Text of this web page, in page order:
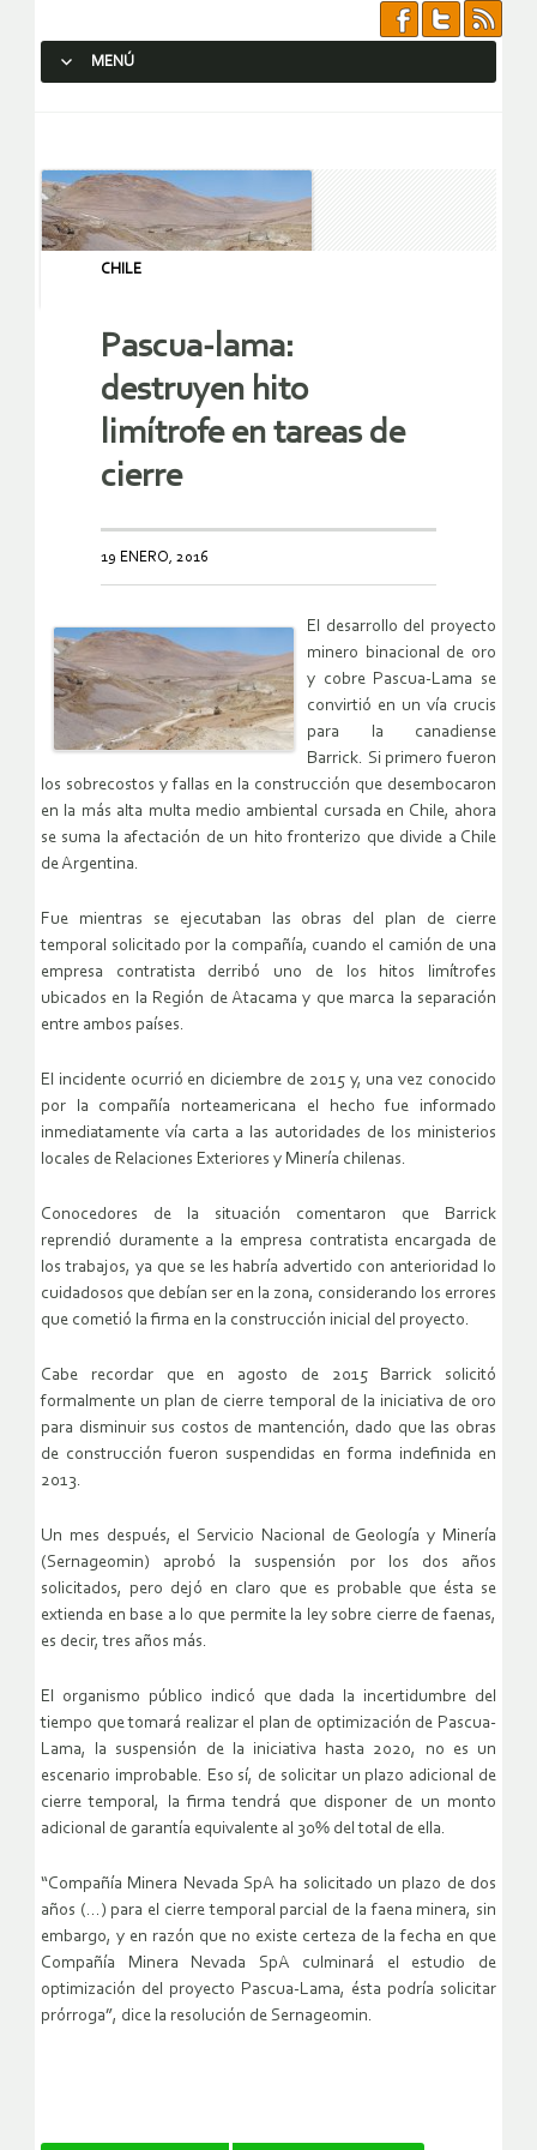
MENÚ
CHILE
Pascua-lama:
destruyen hito
limítrofe en tareas de
cierre
19 ENERO, 2016
El desarrollo del proyecto
minero binacional de oro
y cobre Pascua-Lama se
convirtió en un vía crucis
para la canadiense
Barrick. Si primero fueron
los sobrecostos y fallas en la construcción que desembocaron
en la más alta multa medio ambiental cursada en Chile, ahora
se suma la afectación de un hito fronterizo que divide a Chile
de Argentina.
Fue mientras se ejecutaban las obras del plan de cierre
temporal solicitado por la compañía, cuando el camión de una
empresa contratista derribó uno de los hitos limítrofes
ubicados en la Región de Atacama y que marca la separación
entre ambos países.
El incidente ocurrió en diciembre de 2015 y, una vez conocido
por la compañía norteamericana el hecho fue informado
inmediatamente vía carta a las autoridades de los ministerios
locales de Relaciones Exteriores y Minería chilenas.
Conocedores de la situación comentaron que Barrick
reprendió duramente a la empresa contratista encargada de
los trabajos, ya que se les habría advertido con anterioridad lo
cuidadosos que debían ser en la zona, considerando los errores
que cometió la firma en la construcción inicial del proyecto.
Cabe recordar que en agosto de 2015 Barrick solicitó
formalmente un plan de cierre temporal de la iniciativa de oro
para disminuir sus costos de mantención, dado que las obras
de construcción fueron suspendidas en forma indefinida en
2013.
Un mes después, el Servicio Nacional de Geología y Minería
(Sernageomin) aprobó la suspensión por los dos años
solicitados, pero dejó en claro que es probable que ésta se
extienda en base a lo que permite la ley sobre cierre de faenas,
es decir, tres años más.
El organismo público indicó que dada la incertidumbre del
tiempo que tomará realizar el plan de optimización de Pascua-
Lama, la suspensión de la iniciativa hasta 2020, no es un
escenario improbable. Eso sí, de solicitar un plazo adicional de
cierre temporal, la firma tendrá que disponer de un monto
adicional de garantía equivalente al 30% del total de ella.
“Compañía Minera Nevada SpA ha solicitado un plazo de dos
años (…) para el cierre temporal parcial de la faena minera, sin
embargo, y en razón que no existe certeza de la fecha en que
Compañía Minera Nevada SpA culminará el estudio de
optimización del proyecto Pascua-Lama, ésta podría solicitar
prórroga”, dice la resolución de Sernageomin.